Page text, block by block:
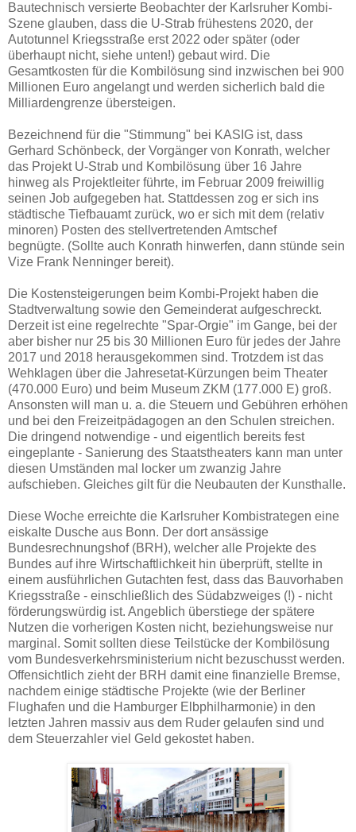
Bautechnisch versierte Beobachter der Karlsruher Kombi-
Szene glauben, dass die U-Strab frühestens 2020, der
Autotunnel Kriegsstraße erst 2022 oder später (oder
überhaupt nicht, siehe unten!) gebaut wird. Die
Gesamtkosten für die Kombilösung sind inzwischen bei 900
Millionen Euro angelangt und werden sicherlich bald die
Milliardengrenze übersteigen.
Bezeichnend für die "Stimmung" bei KASIG ist, dass
Gerhard Schönbeck, der Vorgänger von Konrath, welcher
das Projekt U-Strab und Kombilösung über 16 Jahre
hinweg als Projektleiter führte, im Februar 2009 freiwillig
seinen Job aufgegeben hat. Stattdessen zog er sich ins
städtische Tiefbauamt zurück, wo er sich mit dem (relativ
minoren) Posten des stellvertretenden Amtschef
begnügte. (Sollte auch Konrath hinwerfen, dann stünde sein
Vize Frank Nenninger bereit).
Die Kostensteigerungen beim Kombi-Projekt haben die
Stadtverwaltung sowie den Gemeinderat aufgeschreckt.
Derzeit ist eine regelrechte "Spar-Orgie" im Gange, bei der
aber bisher nur 25 bis 30 Millionen Euro für jedes der Jahre
2017 und 2018 herausgekommen sind. Trotzdem ist das
Wehklagen über die Jahresetat-Kürzungen beim Theater
(470.000 Euro) und beim Museum ZKM (177.000 E) groß.
Ansonsten will man u. a. die Steuern und Gebühren erhöhen
und bei den Freizeitpädagogen an den Schulen streichen.
Die dringend notwendige - und eigentlich bereits fest
eingeplante - Sanierung des Staatstheaters kann man unter
diesen Umständen mal locker um zwanzig Jahre
aufschieben. Gleiches gilt für die Neubauten der Kunsthalle.
Diese Woche erreichte die Karlsruher Kombistrategen eine
eiskalte Dusche aus Bonn. Der dort ansässige
Bundesrechnungshof (BRH), welcher alle Projekte des
Bundes auf ihre Wirtschaftlichkeit hin überprüft, stellte in
einem ausführlichen Gutachten fest, dass das Bauvorhaben
Kriegsstraße - einschließlich des Südabzweiges (!) - nicht
förderungswürdig ist. Angeblich überstiege der spätere
Nutzen die vorherigen Kosten nicht, beziehungsweise nur
marginal. Somit sollten diese Teilstücke der Kombilösung
vom Bundesverkehrsministerium nicht bezuschusst werden.
Offensichtlich zieht der BRH damit eine finanzielle Bremse,
nachdem einige städtische Projekte (wie der Berliner
Flughafen und die Hamburger Elbphilharmonie) in den
letzten Jahren massiv aus dem Ruder gelaufen sind und
dem Steuerzahler viel Geld gekostet haben.